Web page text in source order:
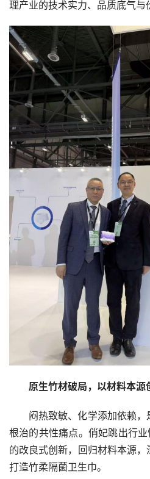
理产业的技术实力、品质底气与
原生竹材破局，以材料本源
闷热致敏、化学添加依赖
根治的共性痛点。俏妃跳出行
的改良式创新，回归材料本源，
打造竹柔隔菌卫生巾。